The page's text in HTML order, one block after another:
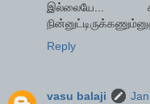
இல்லையே...
Reply
vasu balaji